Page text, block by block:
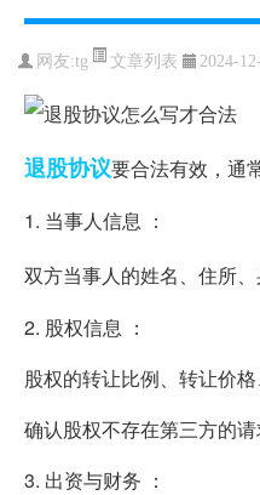
网友:tg 文章列表 2024-
退股协议要合法有效，通
1. 当事人信息 ：
双方当事人的姓名、住所
2. 股权信息 ：
股权的转让比例、转让价格
确认股权不存在第三方的请
3. 出资与财务 ：